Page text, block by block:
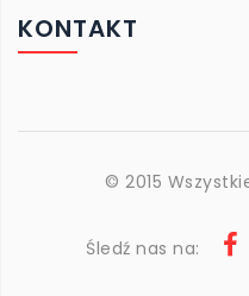
KONTAKT
© 2015
Śledź nas na: